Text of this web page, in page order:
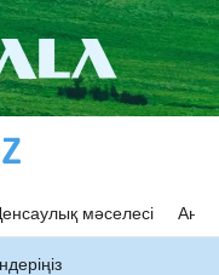
мәселесі Ана